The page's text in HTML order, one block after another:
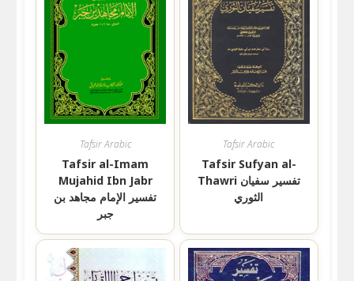
Tafsir Arabic
Tafsir al-Imam
Mujahid Ibn Jabr
تفسير الإمام مجاهد بن
جبر
Tafsir Arabic
Tafsir Sufyan al-
Thawri تفسير سفيان
الثوري